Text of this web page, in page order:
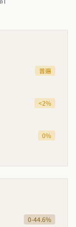
普遍
<2%
0%
0-44.6%